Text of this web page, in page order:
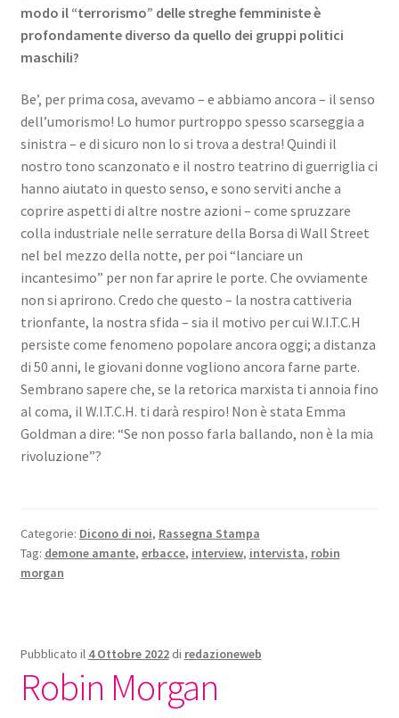
modo il “terrorismo” delle streghe femministe è
profondamente diverso da quello dei gruppi politici
maschili?
Be’, per prima cosa, avevamo – e abbiamo ancora – il senso
dell’umorismo! Lo humor purtroppo spesso scarseggia a
sinistra – e di sicuro non lo si trova a destra! Quindi il
nostro tono scanzonato e il nostro teatrino di guerriglia ci
hanno aiutato in questo senso, e sono serviti anche a
coprire aspetti di altre nostre azioni – come spruzzare
colla industriale nelle serrature della Borsa di Wall Street
nel bel mezzo della notte, per poi “lanciare un
incantesimo” per non far aprire le porte. Che ovviamente
non si aprirono. Credo che questo – la nostra cattiveria
trionfante, la nostra sfida – sia il motivo per cui W.I.T.C.H
persiste come fenomeno popolare ancora oggi; a distanza
di 50 anni, le giovani donne vogliono ancora farne parte.
Sembrano sapere che, se la retorica marxista ti annoia fino
al coma, il W.I.T.C.H. ti darà respiro! Non è stata Emma
Goldman a dire: “Se non posso farla ballando, non è la mia
rivoluzione”?
Categorie: Dicono di noi, Rassegna Stampa
Tag: demone amante, erbacce, interview, intervista, robin
morgan
Pubblicato il 4 Ottobre 2022 di redazioneweb
Robin Morgan